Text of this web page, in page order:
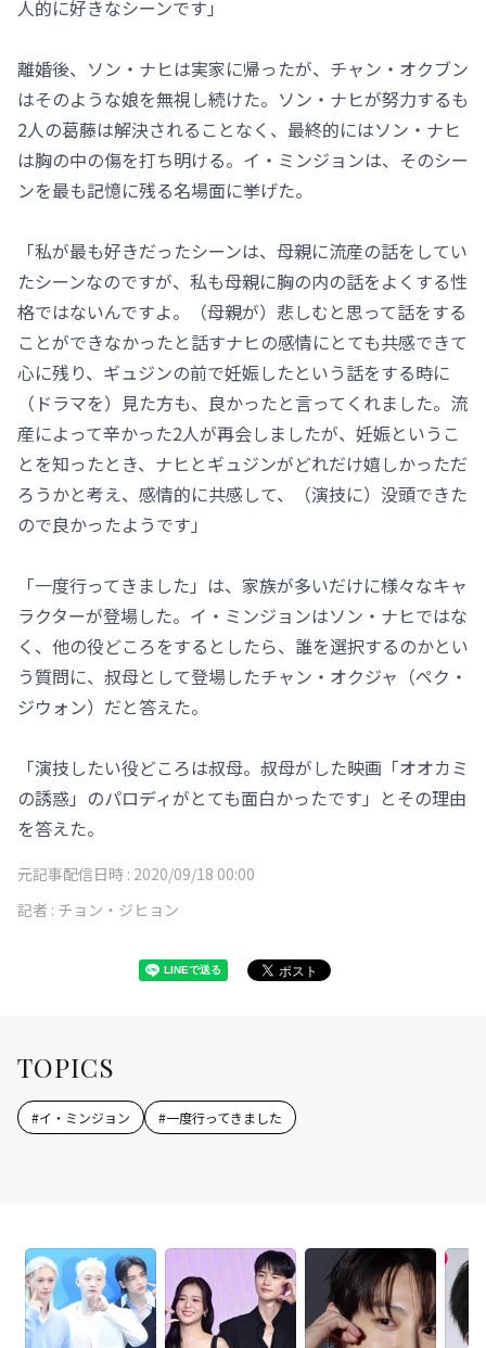
人的に好きなシーンです」
離婚後、ソン・ナヒは実家に帰ったが、チャン・オクブン
はそのような娘を無視し続けた。ソン・ナヒが努力するも
2人の葛藤は解決されることなく、最終的にはソン・ナヒ
は胸の中の傷を打ち明ける。イ・ミンジョンは、そのシー
ンを最も記憶に残る名場面に挙げた。
「私が最も好きだったシーンは、母親に流産の話をしてい
たシーンなのですが、私も母親に胸の内の話をよくする性
格ではないんですよ。（母親が）悲しむと思って話をする
ことができなかったと話すナヒの感情にとても共感できて
心に残り、ギュジンの前で妊娠したという話をする時に
（ドラマを）見た方も、良かったと言ってくれました。流
産によって辛かった2人が再会しましたが、妊娠というこ
とを知ったとき、ナヒとギュジンがどれだけ嬉しかっただ
ろうかと考え、感情的に共感して、（演技に）没頭できた
ので良かったようです」
「一度行ってきました」は、家族が多いだけに様々なキャ
ラクターが登場した。イ・ミンジョンはソン・ナヒではな
く、他の役どころをするとしたら、誰を選択するのかとい
う質問に、叔母として登場したチャン・オクジャ（ペク・
ジウォン）だと答えた。
「演技したい役どころは叔母。叔母がした映画「オオカミ
の誘惑」のパロディがとても面白かったです」とその理由
を答えた。
元記事配信日時 : 2020/09/18 00:00
記者 : チョン・ジヒョン
TOPICS
#イ・ミンジョン #一度行ってきました